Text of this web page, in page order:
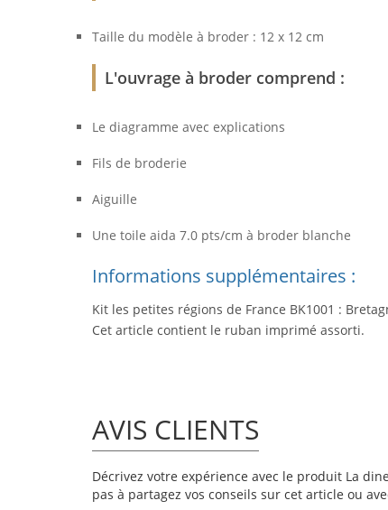
Taille du modèle à broder : 12 x 12 cm
L'ouvrage à broder comprend :
Le diagramme avec explications
Fils de broderie
Aiguille
Une toile aida 7.0 pts/cm à broder blanche
Informations supplémentaires :
Kit les petites régions de France BK1001 :
Cet article contient le ruban imprimé assorti.
AVIS CLIENTS
Décrivez votre expérience avec le produit La
pas à partagez vos conseils sur cet article ou